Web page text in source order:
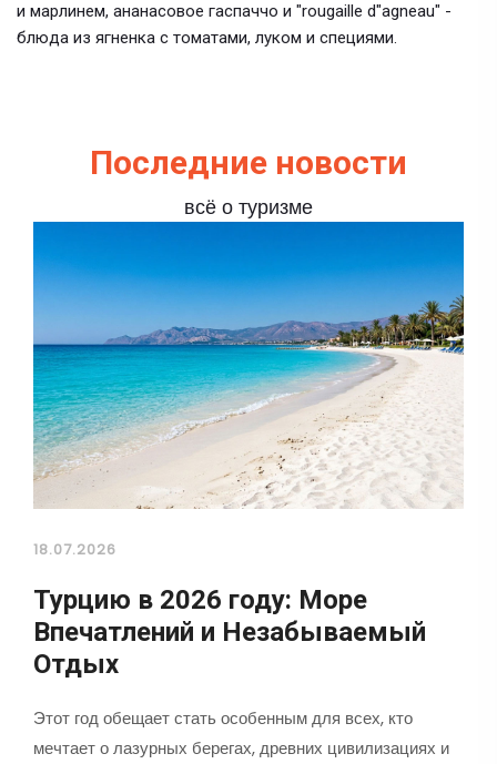
и марлинем, ананасовое гаспаччо и "rougaille d"agneau" -
блюда из ягненка с томатами, луком и специями.
Последние новости
всё о туризме
18.07.2026
Турцию в 2026 году: Море
Впечатлений и Незабываемый
Отдых
Этот год обещает стать особенным для всех, кто
мечтает о лазурных берегах, древних цивилизациях и